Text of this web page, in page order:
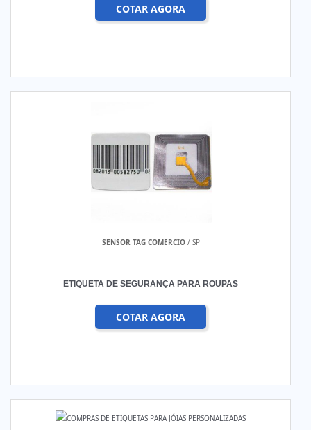
COTAR AGORA
SENSOR TAG COMERCIO/ SP
ETIQUETA DE SEGURANÇA PARA ROUPAS
COTAR AGORA